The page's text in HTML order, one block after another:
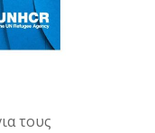
τους